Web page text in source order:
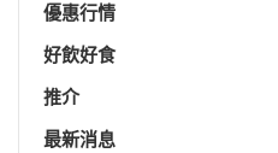
優惠行情
好飲好食
推介
最新消息